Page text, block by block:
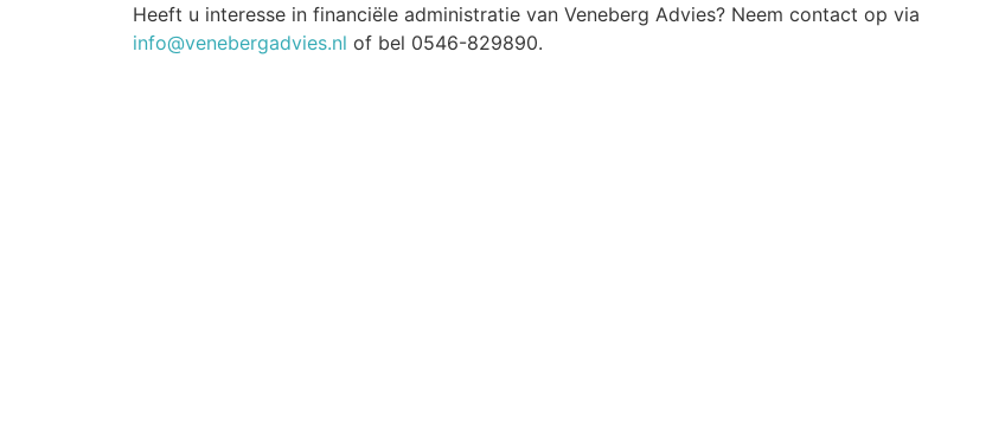
Heeft u interesse in financiële administratie van Veneberg Advies? Neem contact op via
info@venebergadvies.nl of bel 0546-829890.